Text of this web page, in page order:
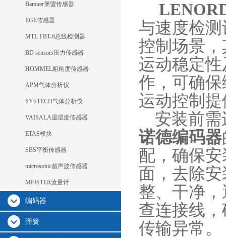
Bamuer堡盟传感器
EGE传感器
MTL FBT-6总线检测器
BD sensors压力传感器
HOMMEL粗糙度传感器
APM气体分析仪
SYSTECH气体分析仪
VAISALA温湿度传感器
ETAS模块
SBS平衡传感器
microsonic超声波传感器
MEISTER流量计
编码器
弹簧
与速度检
控制场景
运动稳定
作，可确
运动控制
安装前需
诺德编码器
配，确保
面，去除
整、干净
查连接线
传输异常。